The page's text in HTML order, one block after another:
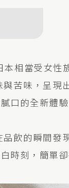
相當受女性
苦味，呈現
口的全新體驗
飲的瞬間發
時刻，簡單卻